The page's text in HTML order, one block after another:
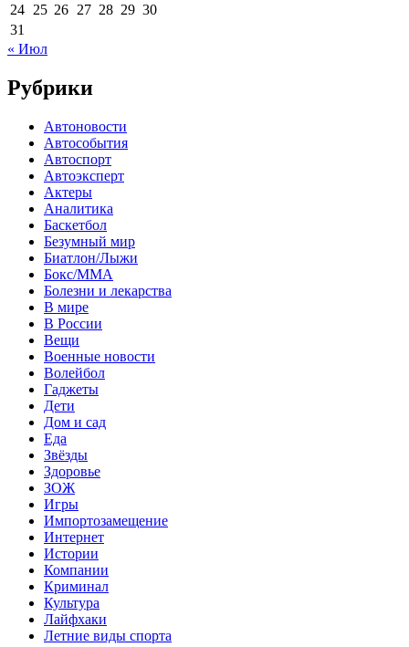
24 25 26 27 28 29 30
31
« Июл
Рубрики
Автоновости
Автособытия
Автоспорт
Автоэксперт
Актеры
Аналитика
Баскетбол
Безумный мир
Биатлон/Лыжи
Бокс/MMA
Болезни и лекарства
В мире
В России
Вещи
Военные новости
Волейбол
Гаджеты
Дети
Дом и сад
Еда
Звёзды
Здоровье
ЗОЖ
Игры
Импортозамещение
Интернет
Истории
Компании
Криминал
Культура
Лайфхаки
Летние виды спорта